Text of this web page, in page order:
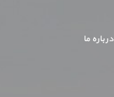
درباره ما